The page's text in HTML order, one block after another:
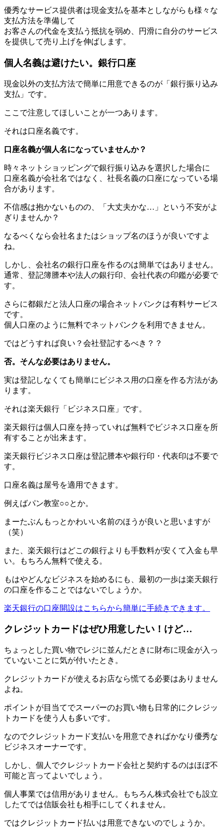
優秀なサービス提供者は現金支払を基本としながらも様々な
支払方法を準備して
お客さんの代金を支払う抵抗を弱め、円滑に自分のサービス
を提供して売り上げを伸ばします。
個人名義は避けたい。銀行口座
現金以外の支払方法で簡単に用意できるのが「銀行振り込み
支払」です。
ここで注意してほしいことが一つあります。
それは口座名義です。
口座名義が個人名になっていませんか？
時々ネットショッピングで銀行振り込みを選択した場合に
口座名義が会社名ではなく、社長名義の口座になっている場
合があります。
不信感は抱かないものの、「大丈夫かな…」という不安がよ
ぎりませんか？
なるべくなら会社名またはショップ名のほうが良いですよ
ね。
しかし、会社名の銀行口座を作るのは簡単ではありません。
通常、登記簿謄本や法人の銀行印、会社代表の印鑑が必要で
す。
さらに都銀だと法人口座の場合ネットバンクは有料サービス
です。
個人口座のように無料でネットバンクを利用できません。
ではどうすれば良い？会社登記するべき？？
否。そんな必要はありません。
実は登記しなくても簡単にビジネス用の口座を作る方法があ
ります。
それは楽天銀行「ビジネス口座」です。
楽天銀行は個人口座を持っていれば無料でビジネス口座を所
有することが出来ます。
楽天銀行ビジネス口座は登記謄本や銀行印・代表印は不要で
す。
口座名義は屋号を適用できます。
例えばパン教室○○とか。
まーたぶんもっとかわいい名前のほうが良いと思いますが
（笑）
また、楽天銀行はどこの銀行よりも手数料が安くて入金も早
い。もちろん無料で使える。
もはやどんなビジネスを始めるにも、最初の一歩は楽天銀行
の口座を作ることではないでしょうか。
楽天銀行の口座開設はこちらから簡単に手続きできます。
クレジットカードはぜひ用意したい！けど…
ちょっとした買い物でレジに並んだときに財布に現金が入っ
ていないことに気が付いたとき。
クレジットカードが使えるお店なら慌てる必要はありません
よね。
ポイントが目当てでスーパーのお買い物も日常的にクレジッ
トカードを使う人も多いです。
なのでクレジットカード支払いを用意できればかなり優秀な
ビジネスオーナーです。
しかし、個人でクレジットカード会社と契約するのはほぼ不
可能と言ってよいでしょう。
個人事業では信用がありません。もちろん株式会社でも設立
したてでは信販会社も相手にしてくれません。
ではクレジットカード払いは用意できないのでしょうか。